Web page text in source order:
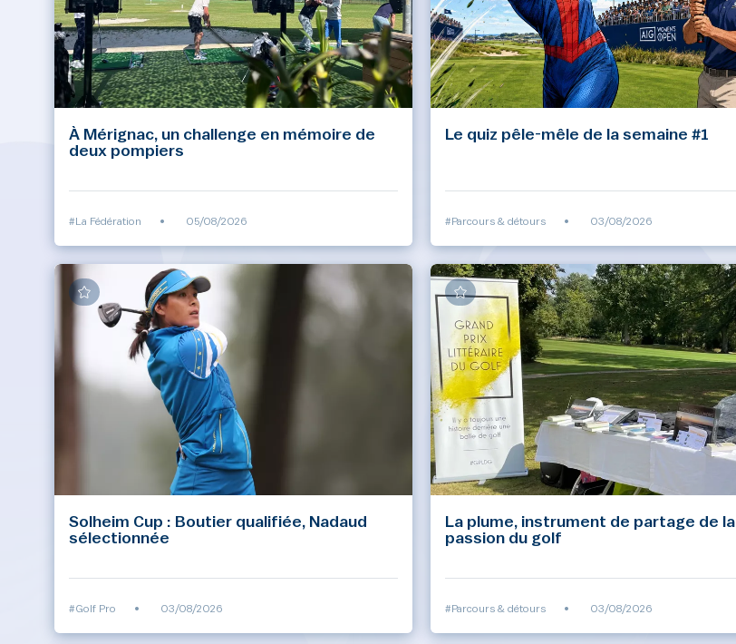
À Mérignac, un challenge en mémoire de
deux pompiers
#La Fédération • 05/08/2026
Le quiz pêle-mêle de la semaine #1
#Parcours & détours • 03/08/2026
Solheim Cup : Boutier qualifiée, Nadaud
sélectionnée
#Golf Pro • 03/08/2026
La plume, instrument de partage de la
passion du golf
#Parcours & détours • 03/08/2026